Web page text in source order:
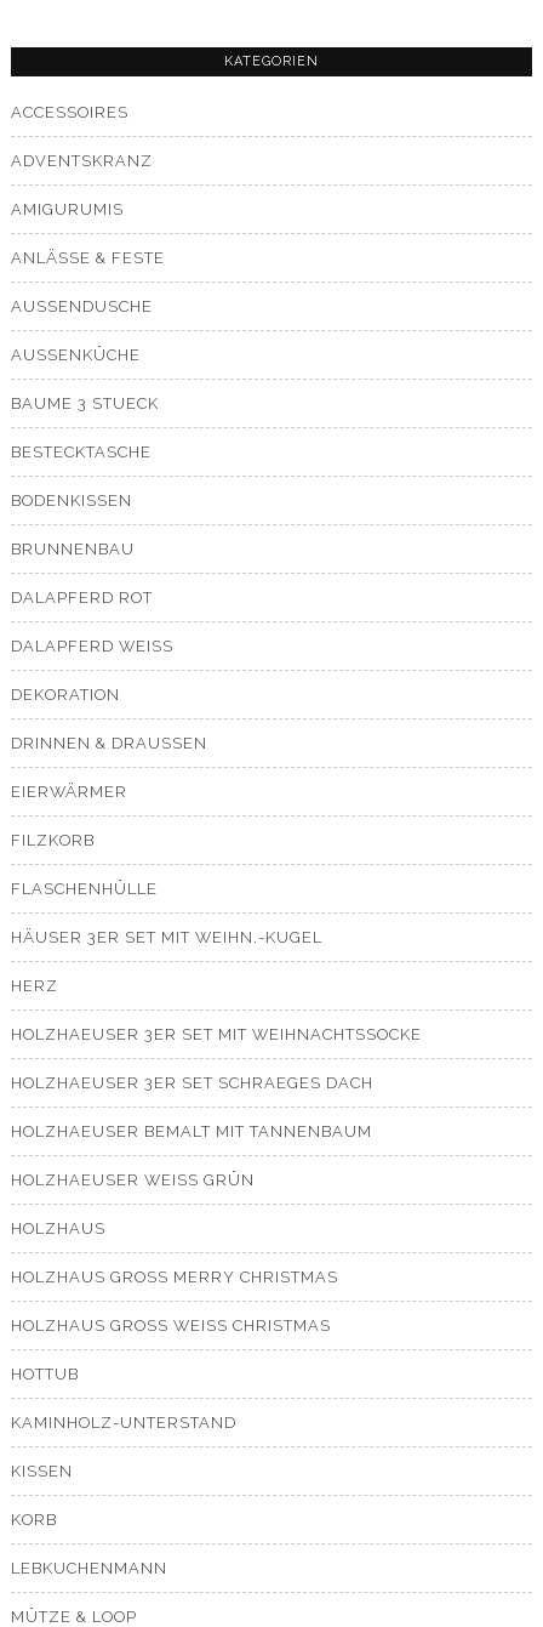
KATEGORIEN
ACCESSOIRES
ADVENTSKRANZ
AMIGURUMIS
ANLÄSSE & FESTE
AUSSENDUSCHE
AUSSENKÜCHE
BAUME 3 STUECK
BESTECKTASCHE
BODENKISSEN
BRUNNENBAU
DALAPFERD ROT
DALAPFERD WEISS
DEKORATION
DRINNEN & DRAUSSEN
EIERWÄRMER
FILZKORB
FLASCHENHÜLLE
HÄUSER 3ER SET MIT WEIHN.-KUGEL
HERZ
HOLZHAEUSER 3ER SET MIT WEIHNACHTSSOCKE
HOLZHAEUSER 3ER SET SCHRAEGES DACH
HOLZHAEUSER BEMALT MIT TANNENBAUM
HOLZHAEUSER WEISS GRÜN
HOLZHAUS
HOLZHAUS GROSS MERRY CHRISTMAS
HOLZHAUS GROSS WEISS CHRISTMAS
HOTTUB
KAMINHOLZ-UNTERSTAND
KISSEN
KORB
LEBKUCHENMANN
MÜTZE & LOOP